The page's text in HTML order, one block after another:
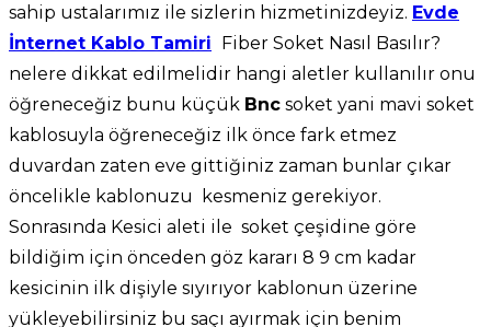
sahip ustalarımız ile sizlerin hizmetinizdeyiz. Evde
İnternet Kablo Tamiri Fiber Soket Nasıl Basılır?
nelere dikkat edilmelidir hangi aletler kullanılır onu
öğreneceğiz bunu küçük Bnc soket yani mavi soket
kablosuyla öğreneceğiz ilk önce fark etmez
duvardan zaten eve gittiğiniz zaman bunlar çıkar
öncelikle kablonuzu kesmeniz gerekiyor.
Sonrasında Kesici aleti ile soket çeşidine göre
bildiğim için önceden göz kararı 8 9 cm kadar
kesicinin ilk dişiyle sıyırıyor kablonun üzerine
yükleyebilirsiniz bu saçı ayırmak için benim